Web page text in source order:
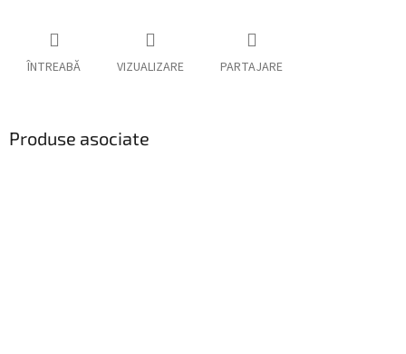
ÎNTREABĂ VIZUALIZARE PARTAJARE
Produse asociate